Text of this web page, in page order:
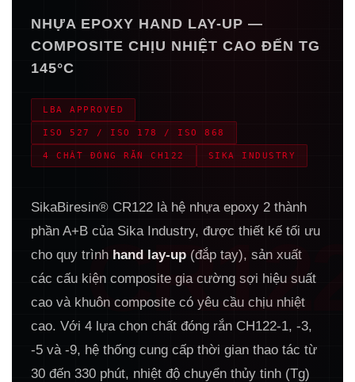
NHỰA EPOXY HAND LAY-UP —
COMPOSITE CHỊU NHIỆT CAO ĐẾN TG
145°C
LBA APPROVED
ISO 527 / ISO 178 / ISO 868
4 CHẤT ĐÓNG RẮN CH122 SIKA INDUSTRY
SikaBiresin® CR122 là hệ nhựa epoxy 2 thành
phần A+B của Sika Industry, được thiết kế tối ưu
cho quy trình hand lay-up (đắp tay), sản xuất
các cấu kiện composite gia cường sợi hiệu suất
cao và khuôn composite có yêu cầu chịu nhiệt
cao. Với 4 lựa chọn chất đóng rắn CH122-1, -3,
-5 và -9, hệ thống cung cấp thời gian thao tác từ
30 đến 330 phút, nhiệt độ chuyển thủy tinh (Tg)